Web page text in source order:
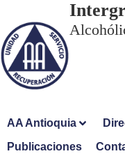
AA Antioquia
Publicaciones